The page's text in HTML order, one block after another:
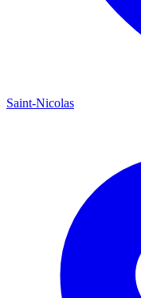
Saint-Nicolas